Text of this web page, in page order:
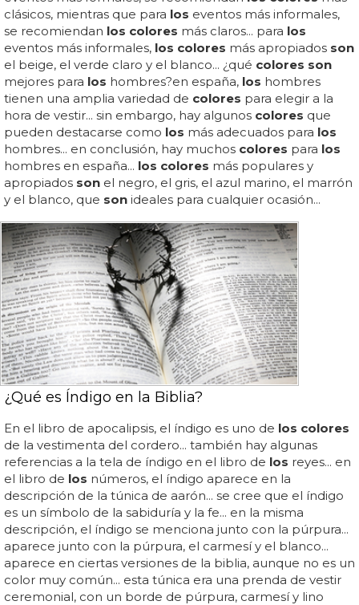
clásicos, mientras que para los eventos más informales,
se recomiendan los colores más claros... para los
eventos más informales, los colores más apropiados son
el beige, el verde claro y el blanco... ¿qué colores son
mejores para los hombres?en españa, los hombres
tienen una amplia variedad de colores para elegir a la
hora de vestir... sin embargo, hay algunos colores que
pueden destacarse como los más adecuados para los
hombres... en conclusión, hay muchos colores para los
hombres en españa... los colores más populares y
apropiados son el negro, el gris, el azul marino, el marrón
y el blanco, que son ideales para cualquier ocasión...
¿Qué es Índigo en la Biblia?
En el libro de apocalipsis, el índigo es uno de los colores
de la vestimenta del cordero... también hay algunas
referencias a la tela de índigo en el libro de los reyes... en
el libro de los números, el índigo aparece en la
descripción de la túnica de aarón... se cree que el índigo
es un símbolo de la sabiduría y la fe... en la misma
descripción, el índigo se menciona junto con la púrpura...
aparece junto con la púrpura, el carmesí y el blanco...
aparece en ciertas versiones de la biblia, aunque no es un
color muy común... esta túnica era una prenda de vestir
ceremonial, con un borde de púrpura, carmesí y lino